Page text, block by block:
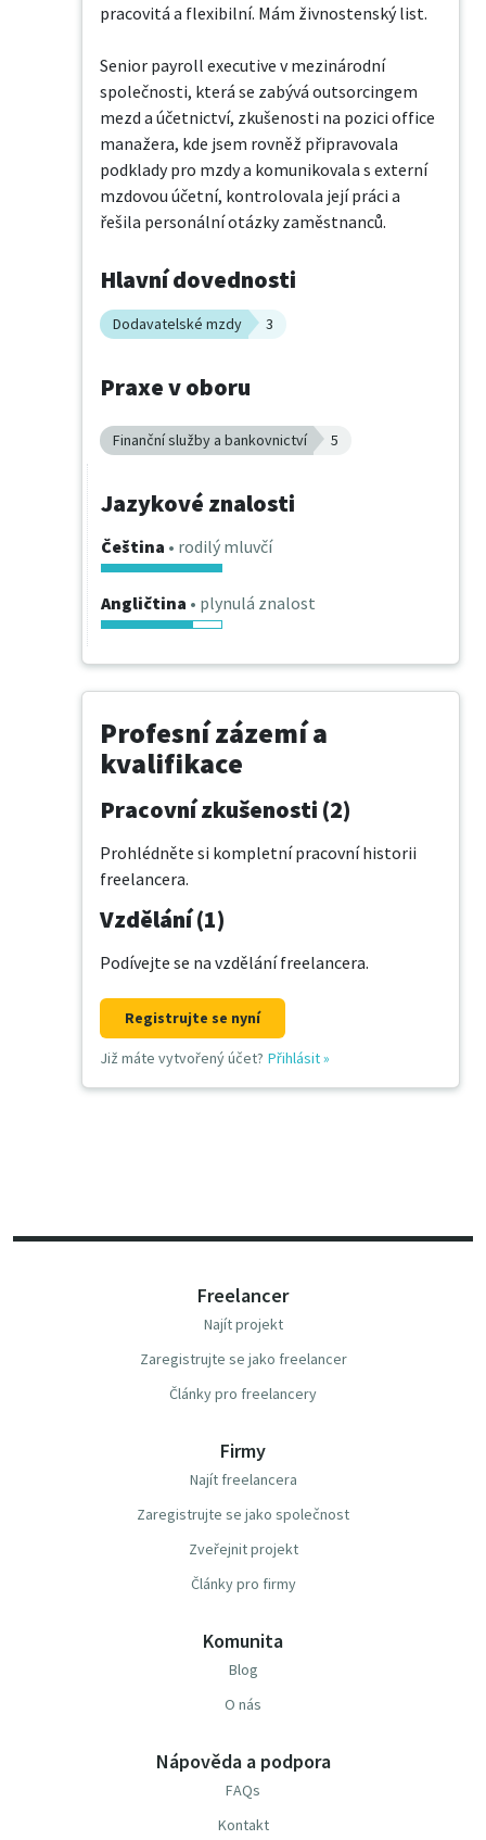
pracovitá a flexibilní. Mám živnostenský list.
Senior payroll executive v mezinárodní
společnosti, která se zabývá outsorcingem
mezd a účetnictví, zkušenosti na pozici office
manažera, kde jsem rovněž připravovala
podklady pro mzdy a komunikovala s externí
mzdovou účetní, kontrolovala její práci a
řešila personální otázky zaměstnanců.
Hlavní dovednosti
Dodavatelské mzdy 3
Praxe v oboru
Finanční služby a bankovnictví 5
Jazykové znalosti
Čeština • rodilý mluvčí
Angličtina • plynulá znalost
Profesní zázemí a
kvalifikace
Pracovní zkušenosti (2)
Prohlédněte si kompletní pracovní historii
freelancera.
Vzdělání (1)
Podívejte se na vzdělání freelancera.
Registrujte se nyní
Již máte vytvořený účet? Přihlásit»
Freelancer
Najít projekt
Zaregistrujte se jako freelancer
Články pro freelancery
Firmy
Najít freelancera
Zaregistrujte se jako společnost
Zveřejnit projekt
Články pro firmy
Komunita
Blog
O nás
Nápověda a podpora
FAQs
Kontakt